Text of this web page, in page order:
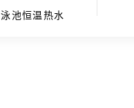
泳池恒温热水